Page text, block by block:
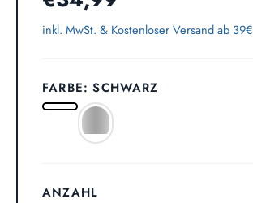
inkl. MwSt. & Kostenloser Versand ab 39€
FARBE: SCHWARZ
ANZAHL